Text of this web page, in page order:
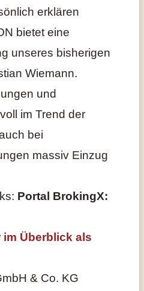
erklären
bietet eine
unseres bisherigen
Wiemann.
und
im Trend der
bei
massiv Einzug
Portal BrokingX:
im Überblick als
& Co. KG